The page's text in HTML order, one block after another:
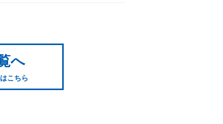
へ
こちら